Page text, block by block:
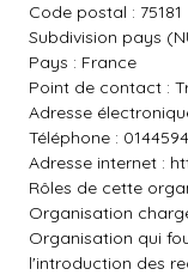
Code postal : 75181
Subdivision pays
Pays : France
Point de contact :
Adresse
Téléphone :
Adresse internet :
Rôles de cette
Organisation
Organisation qui
l'introduction des